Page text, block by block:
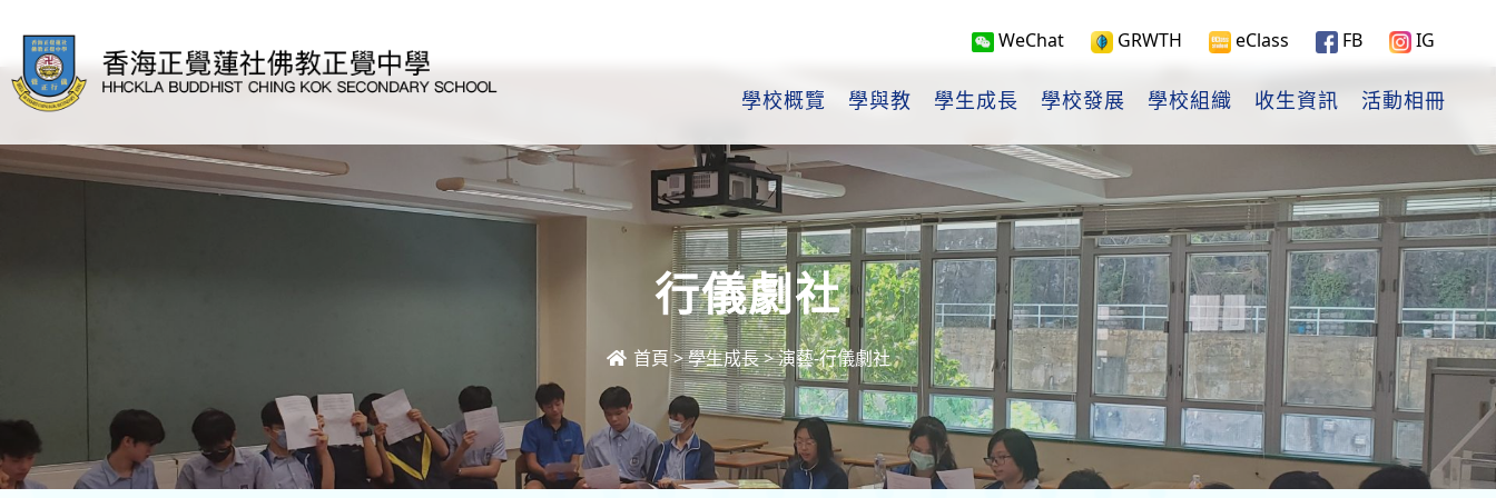
WeChat GRWTH eClass FB IG
學校概覽 學與教 學生成長 學校發展 學校組織 收生資訊 活動相冊
行儀劇社
首頁 >學生成長>演藝-行儀劇社